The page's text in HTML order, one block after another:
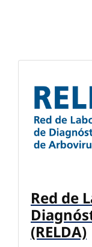
Red de
(RELDA)